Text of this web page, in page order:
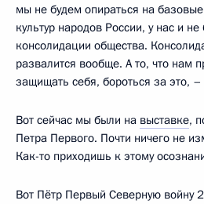
мы не будем опираться на
культур народов России, у нас и не
консолидации общества.
развалится вообще. А то, что нам
защищать себя, бороться за это,
Вот сейчас мы были на выставке,
Петра Первого. Почти ничего не
Как-то приходишь к этому
Вот Пётр Первый Северную войну